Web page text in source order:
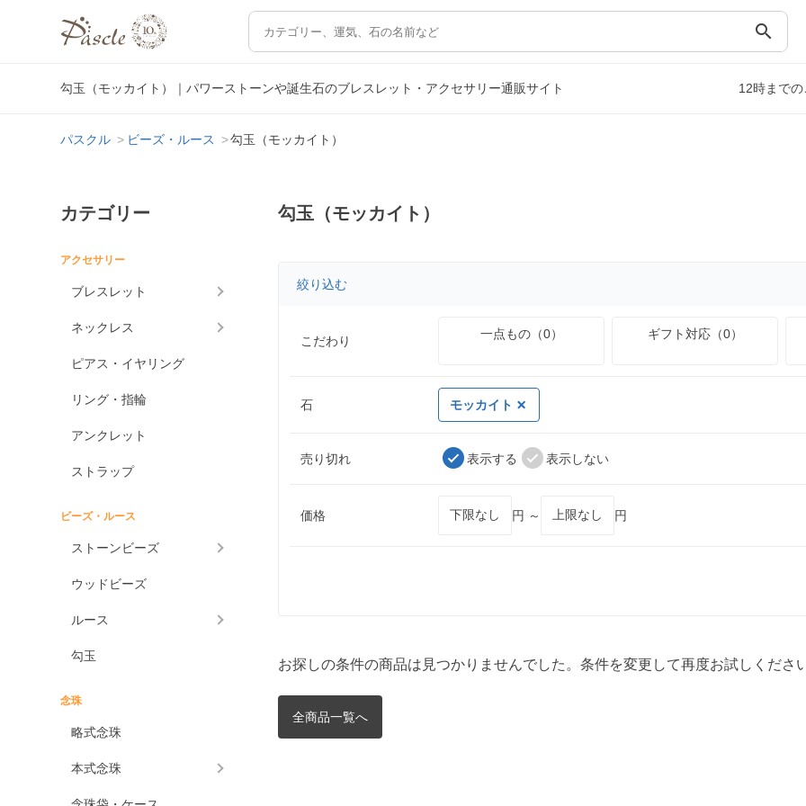
search
勾玉（モッカイト）｜パワーストーンや誕生石のブレスレット・アクセサリー通販サイト 12時まで
パスクル ビーズ・ルース 勾玉（モッカイト）
カテゴリー
アクセサリー
ブレスレット
ネックレス
ピアス・イヤリング
リング・指輪
アンクレット
ストラップ
ビーズ・ルース
ストーンビーズ
ウッドビーズ
ルース
勾玉
念珠
略式念珠
本式念珠
勾玉（モッカイト）
絞り込む
こだわり 一点もの（0） ギフト対応（0）
石 モッカイト
売り切れ 表示する 表示しない
価格 円 ～ 円
お探しの条件の商品は見つかりませんでした。条件を変更して再度お試しください
全商品一覧へ